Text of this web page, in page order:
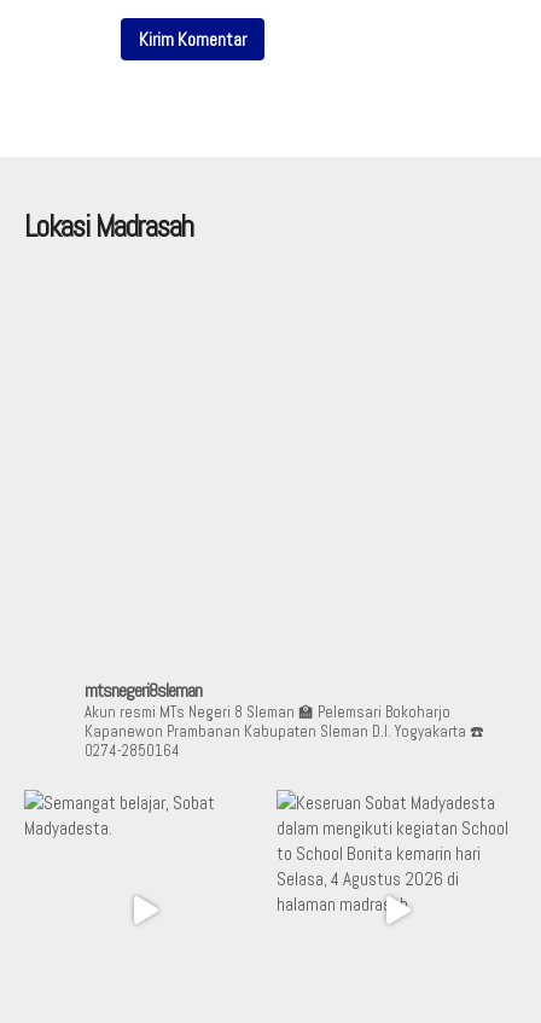
Lokasi Madrasah
mtsnegeri8sleman
Akun resmi MTs Negeri 8 Sleman 🏫 Pelemsari Bokoharjo
Kapanewon Prambanan Kabupaten Sleman D.I. Yogyakarta ☎️
0274-2850164